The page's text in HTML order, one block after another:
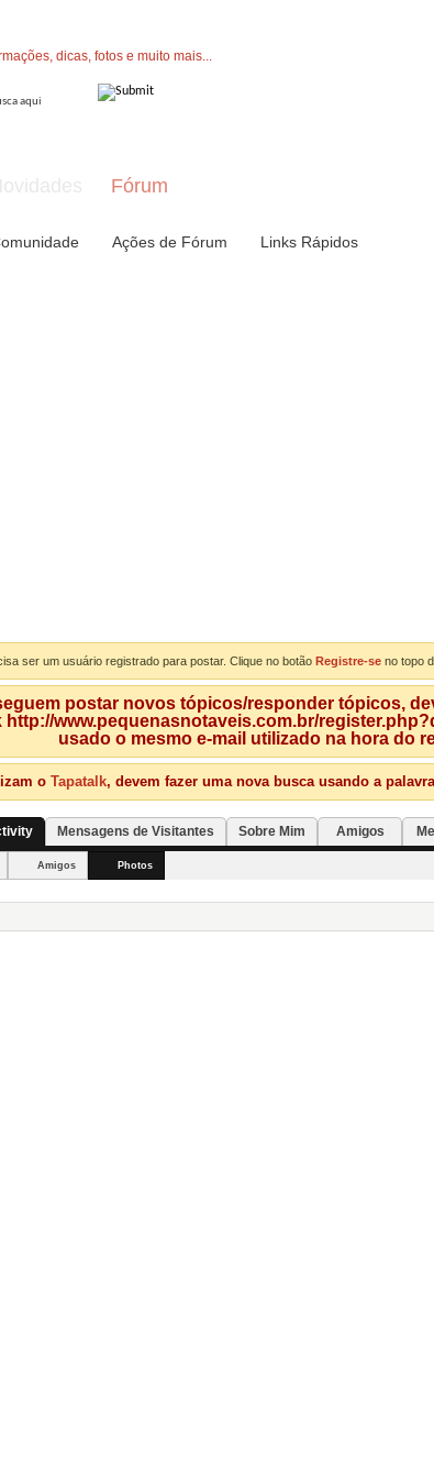
Fórum
Ações de Fórum Links Rápidos
ser um usuário registrado para postar. Clique no botão Registre-se no topo
postar novos tópicos/responder tópicos,
www.pequenasnotaveis.com.br/
usado o mesmo e-mail utilizado na hora do
o Tapatalk, devem fazer uma nova busca usando a
Mensagens de Visitantes Sobre Mim Amigos
Amigos Photos